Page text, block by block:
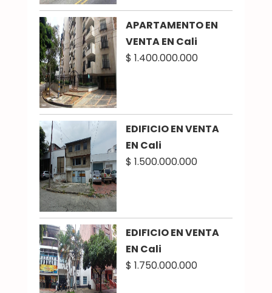
APARTAMENTO EN
VENTA EN Cali
$ 1.400.000.000
EDIFICIO EN VENTA
EN Cali
$ 1.500.000.000
EDIFICIO EN VENTA
EN Cali
$ 1.750.000.000